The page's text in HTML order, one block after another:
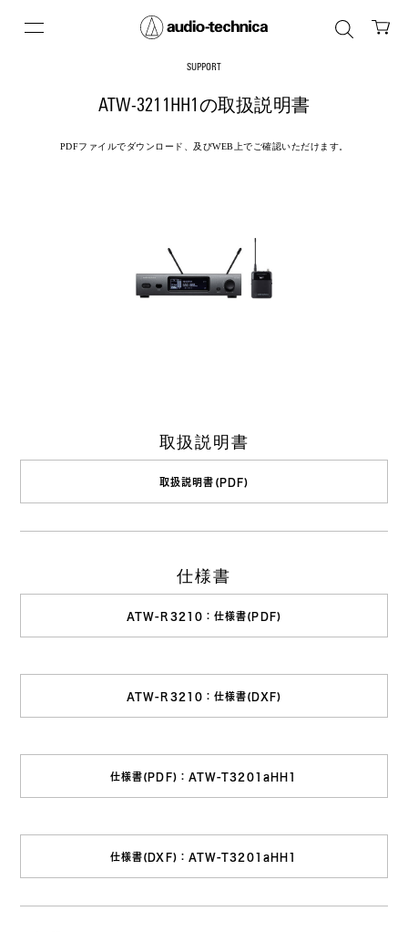
SUPPORT
ATW-3211HH1の取扱説明書
PDFファイルでダウンロード、及びWEB上でご確認いただけます。
取扱説明書
取扱説明書(PDF)
仕様書
ATW-R3210：仕様書(PDF)
ATW-R3210：仕様書(DXF)
仕様書(PDF)：ATW-T3201aHH1
仕様書(DXF)：ATW-T3201aHH1